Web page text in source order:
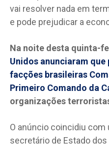
vai resolver nada em
e pode prejudicar a
Na noite desta quinta-
Unidos anunciaram que
facções brasileiras
Primeiro Comando da
organizações
O anúncio coincidiu
secretário de Estado dos